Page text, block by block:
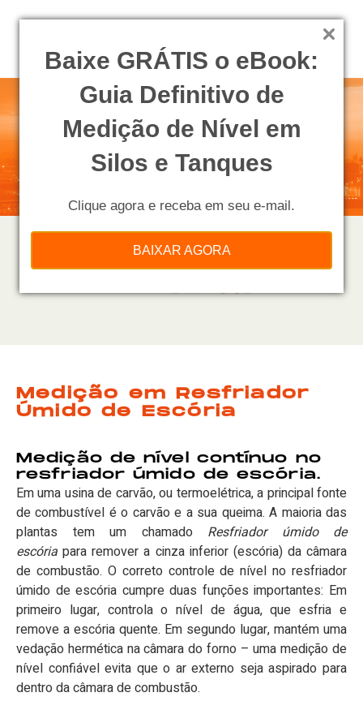
Baixe GRÁTIS o eBook:
Guia Definitivo de
Medição de Nível em
Silos e Tanques
Clique agora e receba em seu e-mail.
BAIXAR AGORA
PROCESSOS NAS
INDÚSTRIAS
Medição em Resfriador
Úmido de Escória
Medição de nível contínuo no
resfriador úmido de escória.
Em uma usina de carvão, ou termoelétrica, a principal fonte
de combustível é o carvão e a sua queima. A maioria das
plantas tem um chamado Resfriador úmido de
escória para remover a cinza inferior (escória) da câmara
de combustão. O correto controle de nível no resfriador
úmido de escória cumpre duas funções importantes: Em
primeiro lugar, controla o nível de água, que esfria e
remove a escória quente. Em segundo lugar, mantém uma
vedação hermética na câmara do forno – uma medição de
nível confiável evita que o ar externo seja aspirado para
dentro da câmara de combustão.